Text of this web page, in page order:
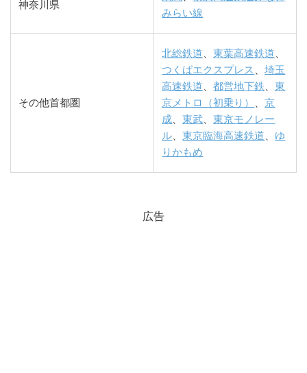
神奈川県
みらい線
その他首都圏
北総鉄道 、東葉高速鉄道
つくばエクスプレス
、埼玉
高速鉄道 、都営地下鉄 、東
京メトロ（初乗り）
、京
成 、東武 、東京モノレー
ル 、東京臨海高速鉄道
ゆ
りかもめ
広告